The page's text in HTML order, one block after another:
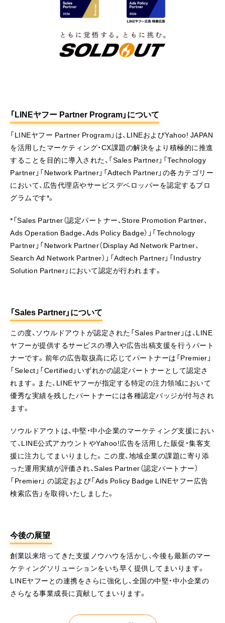
「LINEヤフー Partner Program」について
「LINEヤフー Partner Program」は、LINEおよびYahoo! JAPAN
を活用したマーケティング・CX課題の解決をより積極的に推進
することを目的に導入された、「Sales Partner」「Technology
Partner」「Network Partner」「Adtech Partner」の各カテゴリー
において、広告代理店やサービスデベロッパーを認定するプロ
グラムです*。
*「Sales Partner（認定パートナー、Store Promotion Partner、
Ads Operation Badge、Ads Policy Badge）」「Technology
Partner」「Network Partner（Display Ad Network Partner、
Search Ad Network Partner）」「Adtech Partner」「Industry
Solution Partner」において認定が行われます。
「Sales Partner」について
この度、ソウルドアウトが認定された「Sales Partner」は、LINE
ヤフーが提供するサービスの導入や広告出稿支援を行うパート
ナーです。前年の広告取扱高に応じてパートナーは「Premier」
「Select」「Certified」いずれかの認定パートナーとして認定さ
れます。また、LINEヤフーが指定する特定の注力領域において
優秀な実績を残したパートナーには各種認定バッジが付与され
ます。
ソウルドアウトは、中堅・中小企業のマーケティング支援におい
て、LINE公式アカウントやYahoo!広告を活用した販促・集客支
援に注力してまいりました。この度、地域企業の課題に寄り添
った運用実績が評価され、Sales Partner（認定パートナー）
「Premier」 の認定および「Ads Policy Badge LINEヤフー広告
検索広告」を取得いたしました。
今後の展望
創業以来培ってきた支援ノウハウを活かし、今後も最新のマー
ケティングソリューションをいち早く提供してまいります。
LINEヤフーとの連携をさらに強化し、全国の中堅・中小企業の
さらなる事業成長に貢献してまいります。